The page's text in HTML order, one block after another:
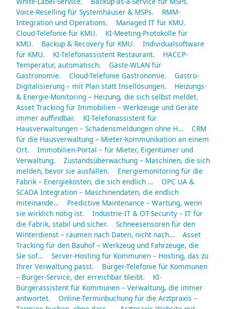
Voice-Reselling für Systemhäuser & MSPs.
RMM-
Integration und Operations.
Managed IT für KMU.
Cloud-Telefonie für KMU.
KI-Meeting-Protokolle für
KMU.
Backup & Recovery für KMU.
Individualsoftware
für KMU.
KI-Telefonassistent Restaurant.
HACCP-
Temperatur, automatisch.
Gäste-WLAN für
Gastronomie.
Cloud-Telefonie Gastronomie.
Gastro-
Digitalisierung – mit Plan statt Insellösungen.
Heizungs-
& Energie-Monitoring – Heizung, die sich selbst meldet.
Asset Tracking für Immobilien – Werkzeuge und Geräte
immer auffindbar.
KI-Telefonassistent für
Hausverwaltungen – Schadensmeldungen ohne H…
CRM
für die Hausverwaltung – Mieter-Kommunikation an einem
Ort.
Immobilien-Portal – für Mieter, Eigentümer und
Verwaltung.
Zustandsüberwachung – Maschinen, die sich
melden, bevor sie ausfallen.
Energiemonitoring für die
Fabrik – Energiekosten, die sich endlich …
OPC UA &
SCADA Integration – Maschinendaten, die endlich
miteinande…
Predictive Maintenance – Wartung, wenn
sie wirklich nötig ist.
Industrie-IT & OT-Security – IT für
die Fabrik, stabil und sicher.
Schneesensoren für den
Winterdienst – räumen nach Daten, nicht nach…
Asset
Tracking für den Bauhof – Werkzeug und Fahrzeuge, die
Sie sof…
Server-Hosting für Kommunen – Hosting, das zu
Ihrer Verwaltung passt.
Bürger-Telefonie für Kommunen
– Bürger-Service, der erreichbar bleibt.
KI-
Bürgerassistent für Kommunen – Verwaltung, die immer
antwortet.
Online-Terminbuchung für die Arztpraxis –